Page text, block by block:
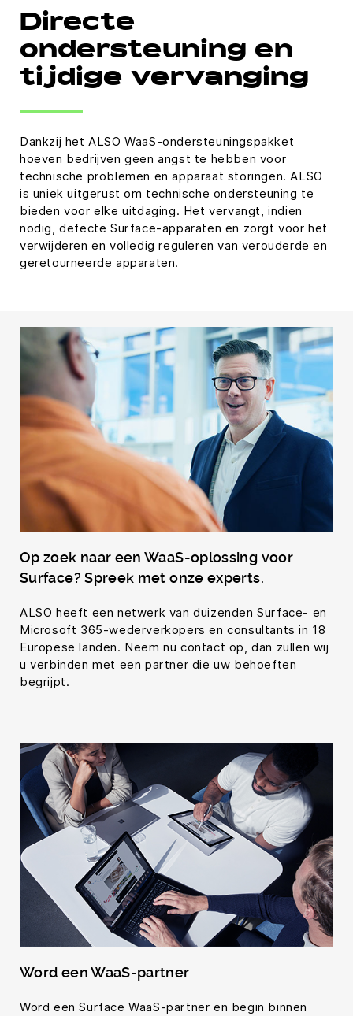
Directe
ondersteuning en
tijdige vervanging
Dankzij het ALSO WaaS-ondersteuningspakket
hoeven bedrijven geen angst te hebben voor
technische problemen en apparaat storingen. ALSO
is uniek uitgerust om technische ondersteuning te
bieden voor elke uitdaging. Het vervangt, indien
nodig, defecte Surface-apparaten en zorgt voor het
verwijderen en volledig reguleren van verouderde en
geretourneerde apparaten.
Op zoek naar een WaaS-oplossing voor
Surface? Spreek met onze experts.
ALSO heeft een netwerk van duizenden Surface- en
Microsoft 365-wederverkopers en consultants in 18
Europese landen. Neem nu contact op, dan zullen wij
u verbinden met een partner die uw behoeften
begrijpt.
Word een WaaS-partner
Word een Surface WaaS-partner en begin binnen